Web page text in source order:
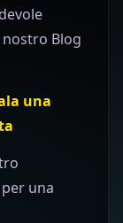
Blog
una
una